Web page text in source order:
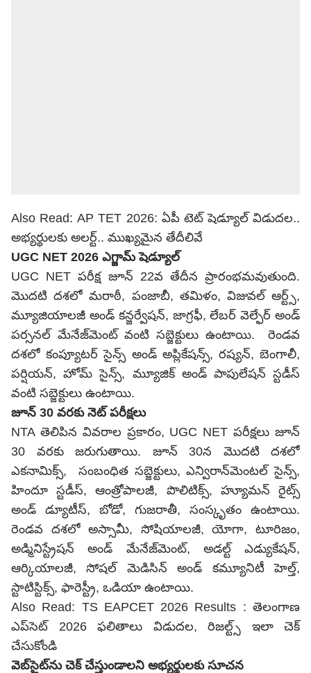
Also Read:AP TET 2026: ఏపీ టెట్ షెడ్యూల్ విడుదల..
అభ్యర్థులకు అలర్ట్.. ముఖ్యమైన తేదీలివే
UGC NET 2026 ఎగ్జామ్ షెడ్యూల్
UGC NET పరీక్ష జూన్ 22వ తేదీన ప్రారంభమవుతుంది.
మొదటి దశలో మరాఠీ, పంజాబీ, తమిళం, విజువల్ ఆర్ట్స్,
మ్యూజియాలజీ అండ్ కన్జర్వేషన్, జాగ్రఫీ, లేబర్ వెల్ఫేర్ అండ్
పర్సనల్ మేనేజ్‌మెంట్ వంటి సబ్జెక్టులు ఉంటాయి. రెండవ
దశలో కంప్యూటర్ సైన్స్ అండ్ అప్లికేషన్స్, రష్యన్, బెంగాలీ,
పర్షియన్, హోమ్ సైన్స్, మ్యూజిక్ అండ్ పాపులేషన్ స్టడీస్
వంటి సబ్జెక్టులు ఉంటాయి.
జూన్ 30 వరకు నెట్ పరీక్షలు
NTA తెలిపిన వివరాల ప్రకారం, UGC NET పరీక్షలు జూన్
30 వరకు జరుగుతాయి. జూన్ 30న మొదటి దశలో
ఎకనామిక్స్, సంబంధిత సబ్జెక్టులు, ఎన్విరాన్‌మెంటల్ సైన్స్,
హిందూ స్టడీస్, ఆంత్రోపాలజీ, పొలిటిక్స్, హ్యూమన్ రైట్స్
అండ్ డ్యూటీస్, బోడో, గుజరాతీ, సంస్కృతం ఉంటాయి.
రెండవ దశలో అస్సామీ, సోషియాలజీ, యోగా, టూరిజం,
అడ్మినిస్ట్రేషన్ అండ్ మేనేజ్‌మెంట్, అడల్ట్ ఎడ్యుకేషన్,
ఆర్కియాలజీ, సోషల్ మెడిసిన్ అండ్ కమ్యూనిటీ హెల్త్,
స్టాటిస్టిక్స్, ఫారెస్ట్రీ, ఒడియా ఉంటాయి.
Also Read: TS EAPCET 2026 Results : తెలంగాణ
ఎప్‌సెట్ 2026 ఫలితాలు విడుదల, రిజల్ట్స్ ఇలా చెక్
చేసుకోండి
వెబ్‌సైట్‌ను చెక్ చేస్తుండాలని అభ్యర్థులకు సూచన